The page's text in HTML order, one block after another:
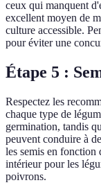
ceux qui manquent
excellent moyen de
culture accessible.
pour éviter une
Étape 5 :
Respectez les
chaque type de
germination, tandis
peuvent conduire à
les semis en fonction
intérieur pour les
poivrons.